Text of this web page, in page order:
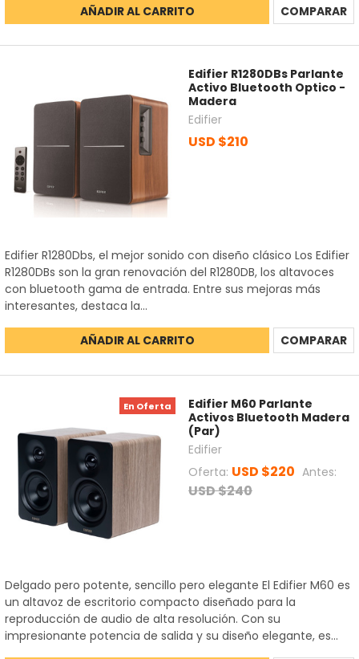
AÑADIR AL CARRITO COMPARAR
Edifier R1280DBs Parlante
Activo Bluetooth Optico -
Madera
Edifier
USD $210
Edifier R1280Dbs, el mejor sonido con diseño clásico Los Edifier
R1280DBs son la gran renovación del R1280DB, los altavoces
con bluetooth gama de entrada. Entre sus mejoras más
interesantes, destaca la...
AÑADIR AL CARRITO COMPARAR
En Oferta
Edifier M60 Parlante
Activos Bluetooth Madera
(Par)
Edifier
Oferta: USD $220 Antes:
USD $240
Delgado pero potente, sencillo pero elegante El Edifier M60 es
un altavoz de escritorio compacto diseñado para la
reproducción de audio de alta resolución. Con su
impresionante potencia de salida y su diseño elegante, es...